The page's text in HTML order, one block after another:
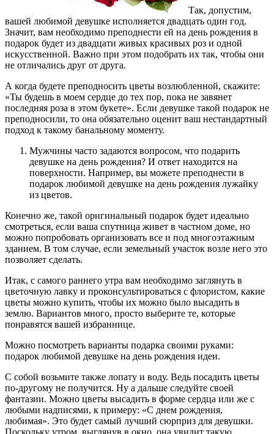
Так, допустим,
вашей любимой девушке исполняется двадцать один год.
Значит, вам необходимо преподнести ей на день рождения в
подарок будет из двадцати живых красивых роз и одной
искусственной. Важно при этом подобрать их так, чтобы они
не отличались друг от друга.
А когда будете преподносить цветы возлюбленной, скажите:
«Ты будешь в моем сердце до тех пор, пока не завянет
последняя роза в этом букете». Если девушке такой подарок не
преподносили, то она обязательно оценит ваш нестандартный
подход к такому банальному моменту.
Мужчины часто задаются вопросом, что подарить
девушке на день рождения? И ответ находится на
поверхности. Например, вы можете преподнести в
подарок любимой девушке на день рождения лужайку
из цветов.
Конечно же, такой оригинальный подарок будет идеально
смотреться, если ваша спутница живет в частном доме, но
можно попробовать организовать все и под многоэтажным
зданием. В том случае, если земельный участок возле него это
позволяет сделать.
Итак, с самого раннего утра вам необходимо заглянуть в
цветочную лавку и проконсультироваться с флористом, какие
цветы можно купить, чтобы их можно было высадить в
землю. Вариантов много, просто выберите те, которые
понравятся вашей избраннице.
Можно посмотреть варианты подарка своими руками:
подарок любимой девушке на день рождения идеи.
С собой возьмите также лопату и воду. Ведь посадить цветы
по-другому не получится. Ну а дальше следуйте своей
фантазии. Можно цветы высадить в форме сердца или же с
любыми надписями, к примеру: «С днем рождения,
любимая». Это будет самый лучший сюрприз для девушки.
Поскольку утром, выглянув в окно, она увидит такую